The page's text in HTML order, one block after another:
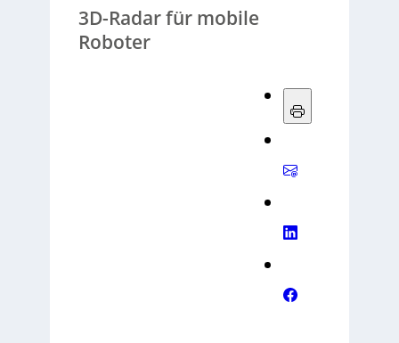
3D-Radar für mobile
Roboter